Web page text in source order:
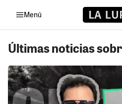
Menú
Últimas noticias